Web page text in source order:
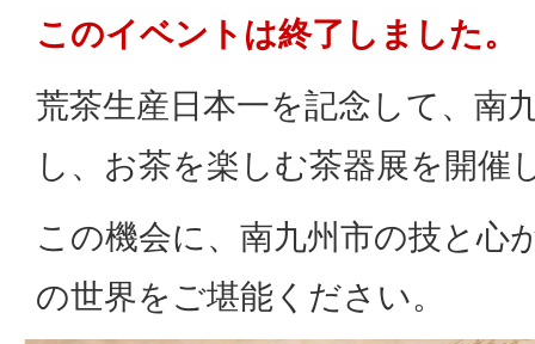
このイベントは終了しました。
荒茶生産日本一を記念して、南
し、お茶を楽しむ茶器展を開催
この機会に、南九州市の技と心
の世界をご堪能ください。